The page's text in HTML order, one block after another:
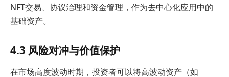
NFT交易、协议治理和资金管理，作为去中心化应用中的
基础资产。
4.3 风险对冲与价值保护
在市场高度波动时期，投资者可以将高波动资产（如